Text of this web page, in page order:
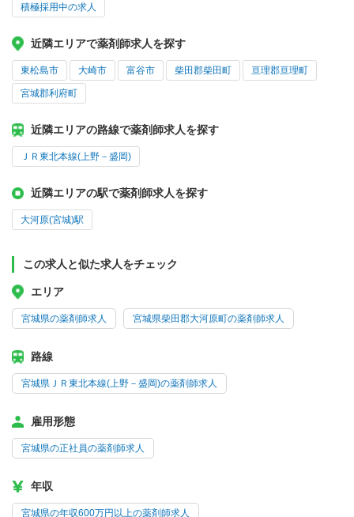
積極採用中の求人
近隣エリアで薬剤師求人を探す
東松島市 大崎市 富谷市 柴田郡柴田町 亘理郡亘理町
宮城郡利府町
近隣エリアの路線で薬剤師求人を探す
ＪＲ東北本線(上野－盛岡)
近隣エリアの駅で薬剤師求人を探す
大河原(宮城)駅
この求人と似た求人をチェック
エリア
宮城県の薬剤師求人 宮城県柴田郡大河原町の薬剤師求人
路線
宮城県ＪＲ東北本線(上野－盛岡)の薬剤師求人
雇用形態
宮城県の正社員の薬剤師求人
年収
宮城県の年収600万円以上の薬剤師求人